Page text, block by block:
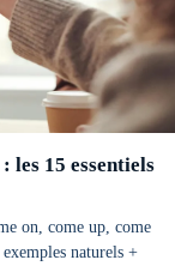
les 15 essentiels
on, come up, come
naturels +